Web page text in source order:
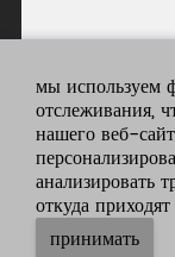
представлять
на
рассмотрение
мы используем
отслеживания,
нашего веб-
анализировать
откуда
принимать